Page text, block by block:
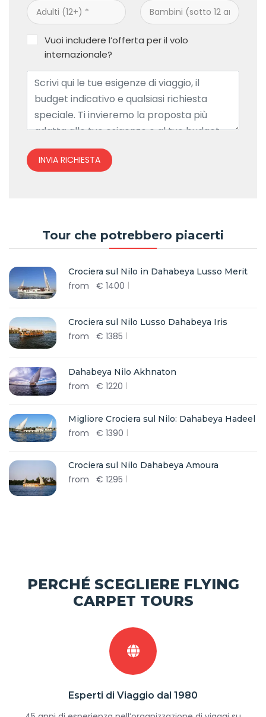
Vuoi includere l’offerta per il volo
internazionale?
INVIA RICHIESTA
Tour che potrebbero piacerti
Crociera sul Nilo in Dahabeya Lusso Merit
from € 1400
Crociera sul Nilo Lusso Dahabeya Iris
from € 1385
Dahabeya Nilo Akhnaton
from € 1220
Migliore Crociera sul Nilo: Dahabeya Hadeel
from € 1390
Crociera sul Nilo Dahabeya Amoura
from € 1295
PERCHÉ SCEGLIERE FLYING
CARPET TOURS
Esperti di Viaggio dal 1980